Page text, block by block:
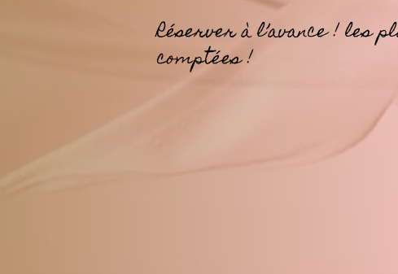
Réserver à l’avance ! les
comptées !